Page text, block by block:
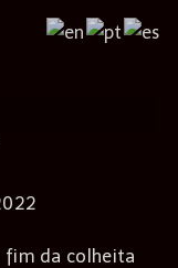
fim da colheita